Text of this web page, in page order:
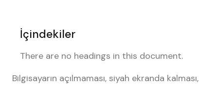
İçindekiler
There are no headings in this document.
Bilgisayarın açılmaması, siyah ekranda kalması,